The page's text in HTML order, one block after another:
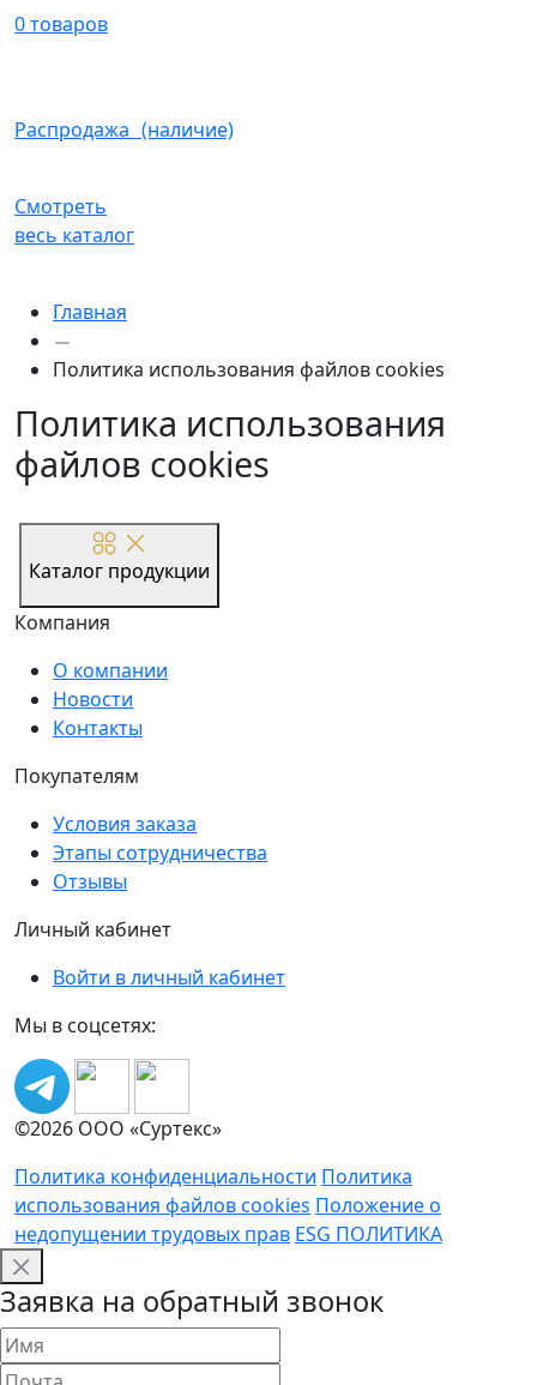
0 товаров
Распродажа (наличие)
Смотреть
весь каталог
Главная
Политика использования файлов cookies
Политика использования
файлов cookies
Каталог продукции
Компания
О компании
Новости
Контакты
Покупателям
Условия заказа
Этапы сотрудничества
Отзывы
Личный кабинет
Войти в личный кабинет
Мы в соцсетях:
©2026 ООО «Суртекс»
Политика конфиденциальности Политика
использования файлов cookies Положение о
недопущении трудовых прав ESG ПОЛИТИКА
Заявка на обратный звонок